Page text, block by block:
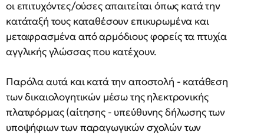
οι επιτυχόντες/ούσες απαιτείται όπως κατά την
κατάταξή τους καταθέσουν επικυρωμένα και
μεταφρασμένα από αρμόδιους φορείς τα πτυχία
αγγλικής γλώσσας που κατέχουν.
Παρόλα αυτά και κατά την αποστολή - κατάθεση
των δικαιολογητικών μέσω της ηλεκτρονικής
πλατφόρμας (αίτησης - υπεύθυνης δήλωσης των
υποψήφιων των παραγωγικών σχολών των